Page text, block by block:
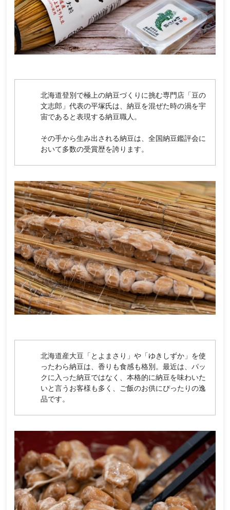
北海道登別で極上の納豆づくりに挑む専門店「豆の
文志郎」代表の平塚氏は、納豆を混ぜた時の渦を宇
宙であると表現する納豆職人。
その手から生み出される納豆は、全国納豆鑑評会に
おいて多数の受賞歴を誇ります。
北海道産大豆「とよまさり」や「ゆきしずか」を使
ったわら納豆は、香りも食感も格別。最近は、パッ
クに入った納豆ではなく、本格的に納豆を味わいた
いと言うお客様も多く、ご飯のお供にぴったりの逸
品です。